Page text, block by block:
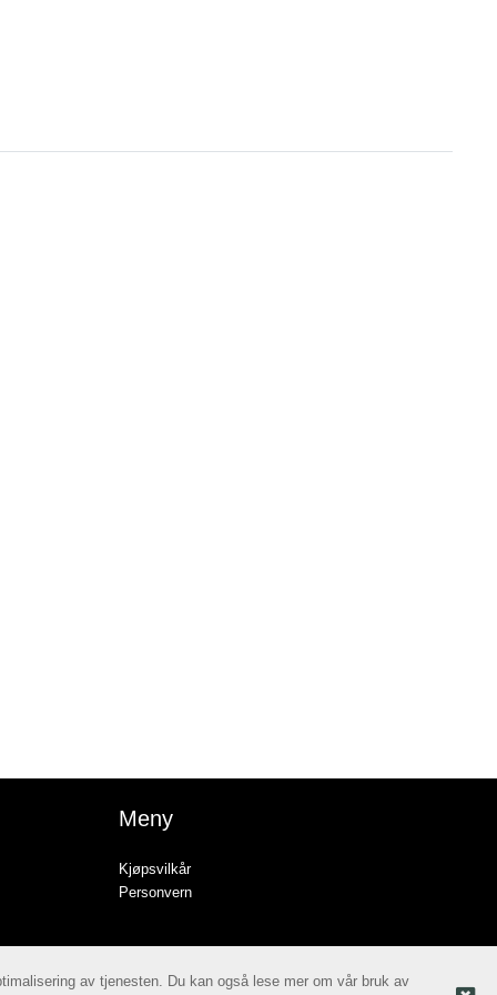
Meny
Kjøpsvilkår
Personvern
av tjenesten. Du kan også lese mer om vår bruk av